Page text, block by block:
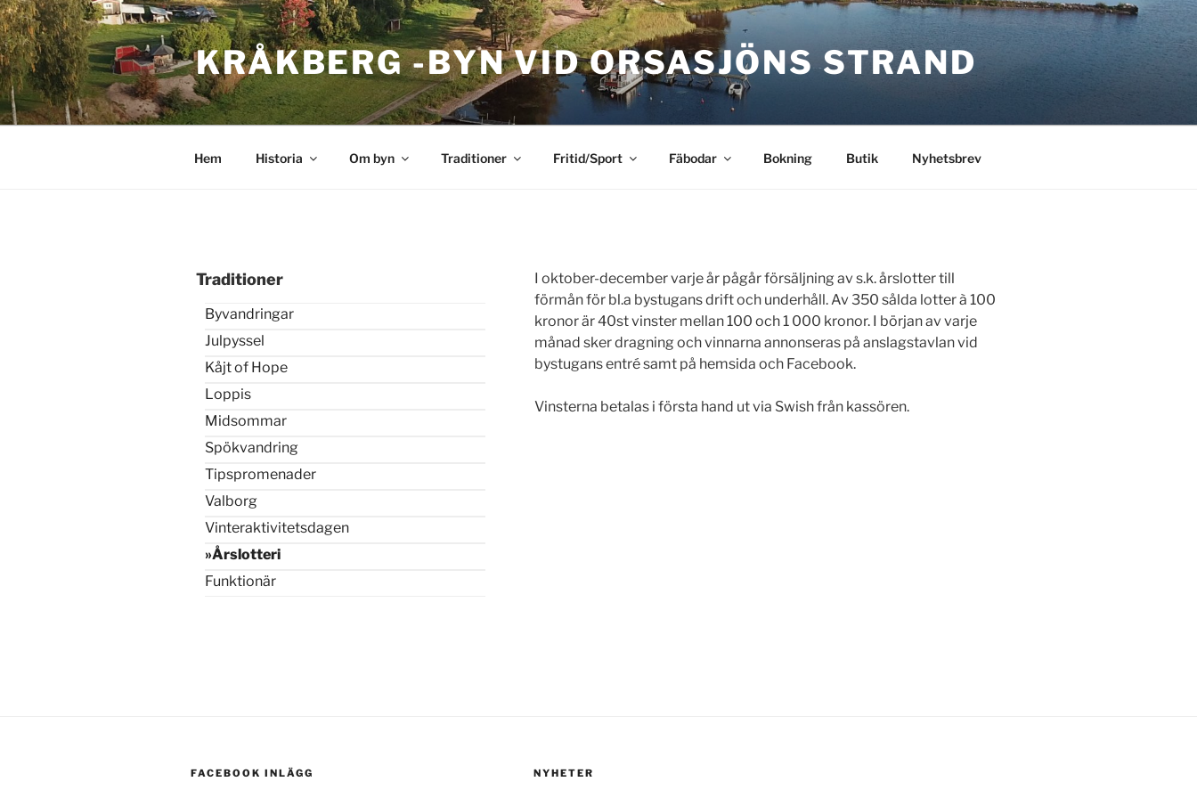
Hoppa
till
innehåll
KRÅKBERG -BYN VID ORSASJÖNS STRAND
Hem Historia Om byn Traditioner Fritid/Sport Fäbodar Bokning Butik Nyhetsbrev
Traditioner
Byvandringar
Julpyssel
Kåjt of Hope
Loppis
Midsommar
Spökvandring
Tipspromenader
Valborg
Vinteraktivitetsdagen
Årslotteri
Funktionär
I oktober-december varje år pågår försäljning av s.k. årslotter till
förmån för bl.a bystugans drift och underhåll. Av 350 sålda lotter à 100
kronor är 40st vinster mellan 100 och 1 000 kronor. I början av varje
månad sker dragning och vinnarna annonseras på anslagstavlan vid
bystugans entré samt på hemsida och Facebook.
Vinsterna betalas i första hand ut via Swish från kassören.
FACEBOOK INLÄGG NYHETER